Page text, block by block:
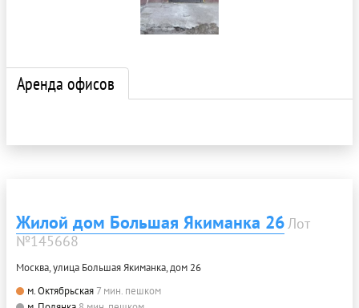
Аренда офисов
Жилой дом Большая Якиманка 26Лот
№145668
Москва, улица Большая Якиманка, дом 26
м. Октябрьская 7 мин. пешком